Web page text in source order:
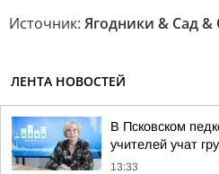
Источник: Ягодники & Сад &
ЛЕНТА НОВОСТЕЙ
В Псковском
учителей учат
13:33